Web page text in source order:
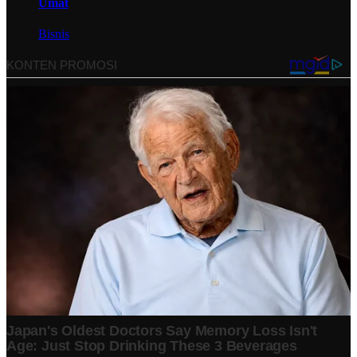
Bisnis